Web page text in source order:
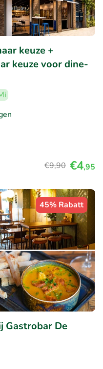
keuze +
keuze voor dine-
€9,90 €4,95
45% Rabatt
Gastrobar De